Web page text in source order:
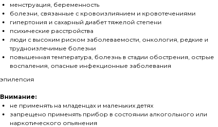
менструация, беременность
болезни, связанные с кровоизлиянием и кровотечениями
гипертония и сахарный диабет тяжелой степени
психические расстройства
люди с высоким риском заболеваемости, онкология, редкие и
трудноизлечимые болезни
повышенная температура, болезнь в стадии обострения, острые
воспаления, опасные инфекционные заболевания
эпилепсия
Внимание:
не применять на младенцах и маленьких детях
запрещено применять прибор в состоянии алкогольного или
наркотического опьянения